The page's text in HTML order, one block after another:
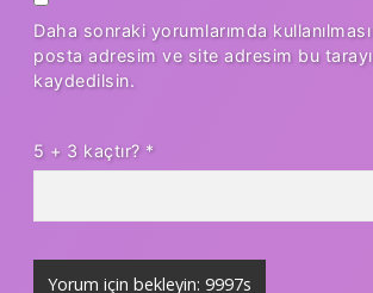
Daha sonraki yorumlarımda
posta adresim ve site adresim bu
kaydedilsin.
5 + 3 kaçtır? *